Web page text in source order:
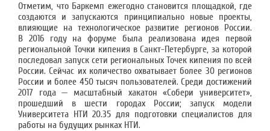
Отметим, что Баркемп ежегодно становится площадкой, где
создаются и запускаются принципиально новые проекты,
влияющие на технологическое развитие регионов России.
В 2016 году на форуме была реализована идея первой
региональной Точки кипения в Санкт-Петербурге, за которой
последовал запуск сети региональных Точек кипения по всей
России. Сейчас их количество охватывает более 30 регионов
России и более 450 тысяч пользователей. Среди достижений
2017 года — масштабный хакатон «Собери университет»,
прошедший в шести городах России; запуск модели
Университета НТИ 20.35 для подготовки специалистов для
работы на будущих рынках НТИ.